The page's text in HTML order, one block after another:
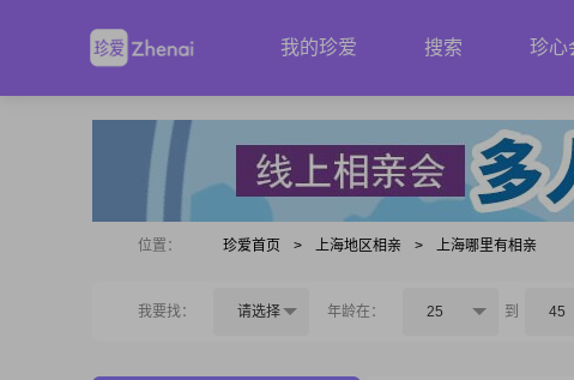
我的珍爱 搜索 珍心
位置： 珍爱首页 > 上海地区相亲 > 上海哪里有相亲
我要找： 请选择 年龄在： 25 到 45